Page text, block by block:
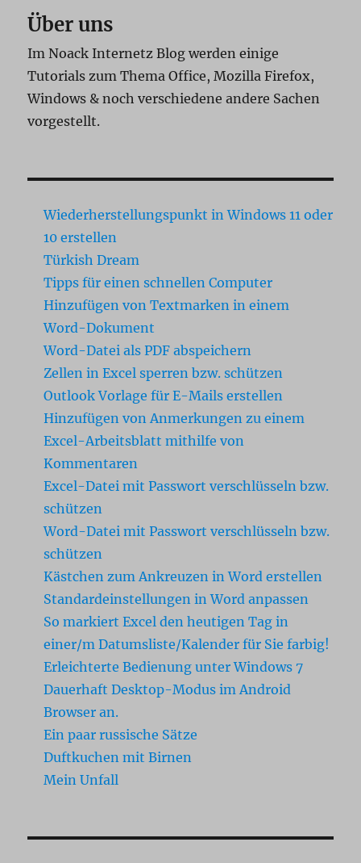
Über uns
Im Noack Internetz Blog werden einige
Tutorials zum Thema Office, Mozilla Firefox,
Windows & noch verschiedene andere Sachen
vorgestellt.
Wiederherstellungspunkt in Windows 11 oder
10 erstellen
Türkish Dream
Tipps für einen schnellen Computer
Hinzufügen von Textmarken in einem
Word-Dokument
Word-Datei als PDF abspeichern
Zellen in Excel sperren bzw. schützen
Outlook Vorlage für E-Mails erstellen
Hinzufügen von Anmerkungen zu einem
Excel-Arbeitsblatt mithilfe von
Kommentaren
Excel-Datei mit Passwort verschlüsseln bzw.
schützen
Word-Datei mit Passwort verschlüsseln bzw.
schützen
Kästchen zum Ankreuzen in Word erstellen
Standardeinstellungen in Word anpassen
So markiert Excel den heutigen Tag in
einer/m Datumsliste/Kalender für Sie farbig!
Erleichterte Bedienung unter Windows 7
Dauerhaft Desktop-Modus im Android
Browser an.
Ein paar russische Sätze
Duftkuchen mit Birnen
Mein Unfall